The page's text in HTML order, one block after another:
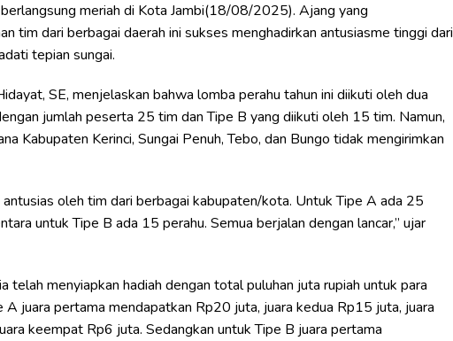
meriah di Kota Jambi(18/08/2025). Ajang yang
tim dari berbagai daerah ini sukses menghadirkan antusiasme tinggi dari
tepian sungai.
SE, menjelaskan bahwa lomba perahu tahun ini diikuti oleh dua
jumlah peserta 25 tim dan Tipe B yang diikuti oleh 15 tim. Namun,
Kabupaten Kerinci, Sungai Penuh, Tebo, dan Bungo tidak mengirimkan
antusias oleh tim dari berbagai kabupaten/kota. Untuk Tipe A ada 25
untuk Tipe B ada 15 perahu. Semua berjalan dengan lancar,” ujar
telah menyiapkan hadiah dengan total puluhan juta rupiah untuk para
A juara pertama mendapatkan Rp20 juta, juara kedua Rp15 juta, juara
keempat Rp6 juta. Sedangkan untuk Tipe B juara pertama